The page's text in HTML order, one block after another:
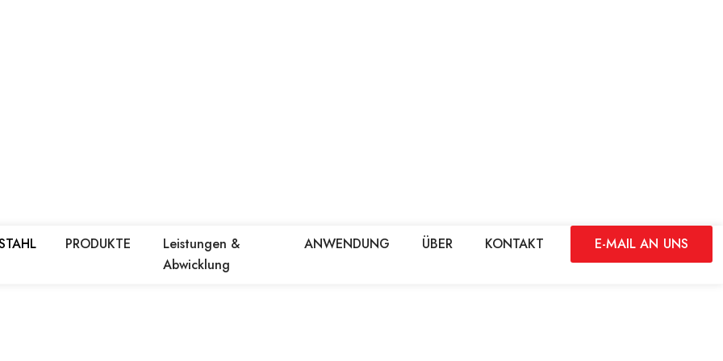
PRODUKTE
Leistungen &
Abwicklung
ANWENDUNG ÜBER KONTAKT E-MAIL AN UNS